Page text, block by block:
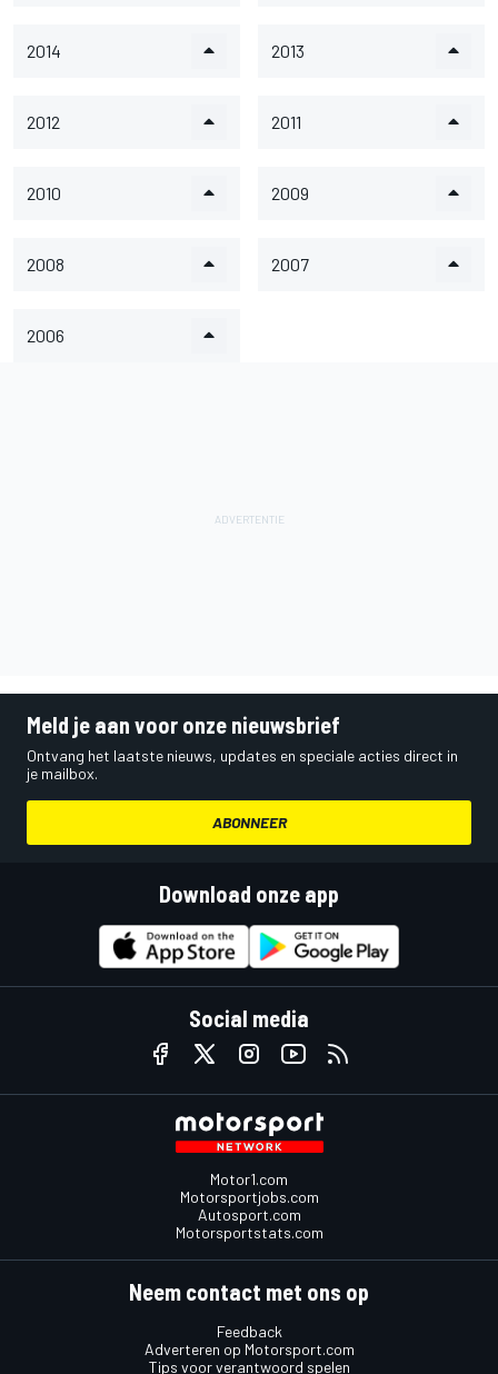
2014 2013
2012 2011
2010 2009
2008 2007
2006
Meld je aan voor onze nieuwsbrief
Ontvang het laatste nieuws, updates en speciale acties direct in
je mailbox.
ABONNEER
Download onze app
Social media
Motor1.com
Motorsportjobs.com
Autosport.com
Motorsportstats.com
Neem contact met ons op
Feedback
Adverteren op Motorsport.com
Tips voor verantwoord spelen